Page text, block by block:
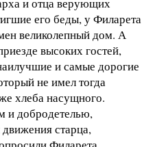
его беды, у Филарета
великолепный дом. А
высоких гостей,
и самые дорогие
не имел тогда
хлеба насущного.
и добродетелью,
старца,